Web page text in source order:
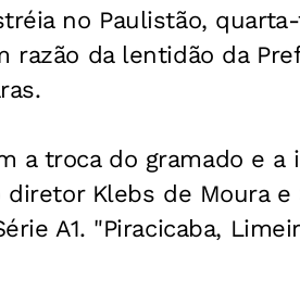
no Paulistão,
razão da lentidão da
a troca do gramado e a
diretor Klebs de Moura
A1. "Piracicaba,